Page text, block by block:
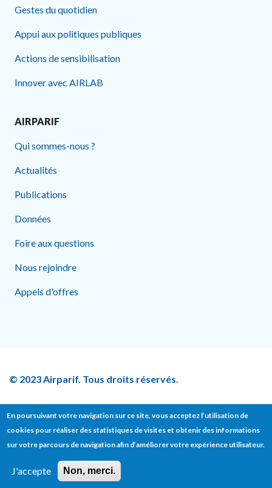
Gestes du quotidien
Appui aux politiques publiques
Actions de sensibilisation
Innover avec AIRLAB
AIRPARIF
Qui sommes-nous ?
Actualités
Publications
Données
Foire aux questions
Nous rejoindre
Appels d'offres
© 2023 Airparif. Tous droits réservés.
Footer bottom
Contact Presse
Données personnelles
En poursuivant votre navigation sur ce site, vous acceptez l’utilisation de
cookies pour réaliser des statistiques de visites et obtenir des informations
sur votre parcours de navigation afin d’améliorer votre expérience utilisateur.
J'accepte Non, merci.